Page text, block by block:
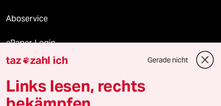
Aboservice
ePaper Login
Downloads für Abonnierende
taz zahl ich Gerade nicht
Links lesen, rechts